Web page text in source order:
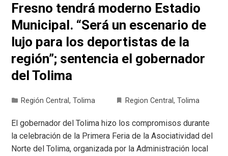
Fresno tendrá moderno Estadio
Municipal. “Será un escenario de
lujo para los deportistas de la
región”; sentencia el gobernador
del Tolima
Región Central,Tolima Region Central,Tolima
El gobernador del Tolima hizo los compromisos durante
la celebración de la Primera Feria de la Asociatividad del
Norte del Tolima, organizada por la Administración local